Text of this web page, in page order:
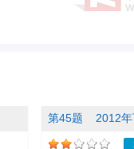
第45题 2012